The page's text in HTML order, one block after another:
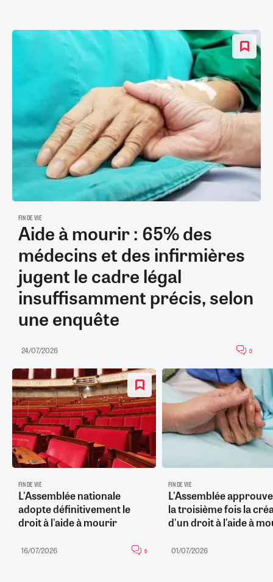
FIN DE VIE
Aide à mourir : 65% des
médecins et des infirmières
jugent le cadre légal
insuffisamment précis, selon
une enquête
24/07/2026 0
FIN DE VIE
L'Assemblée nationale
adopte définitivement le
droit à l'aide à mourir
16/07/2026 6
FIN DE VIE
L'Assemblée
la troisième fois la
d'un droit à l'aide à
01/07/2026